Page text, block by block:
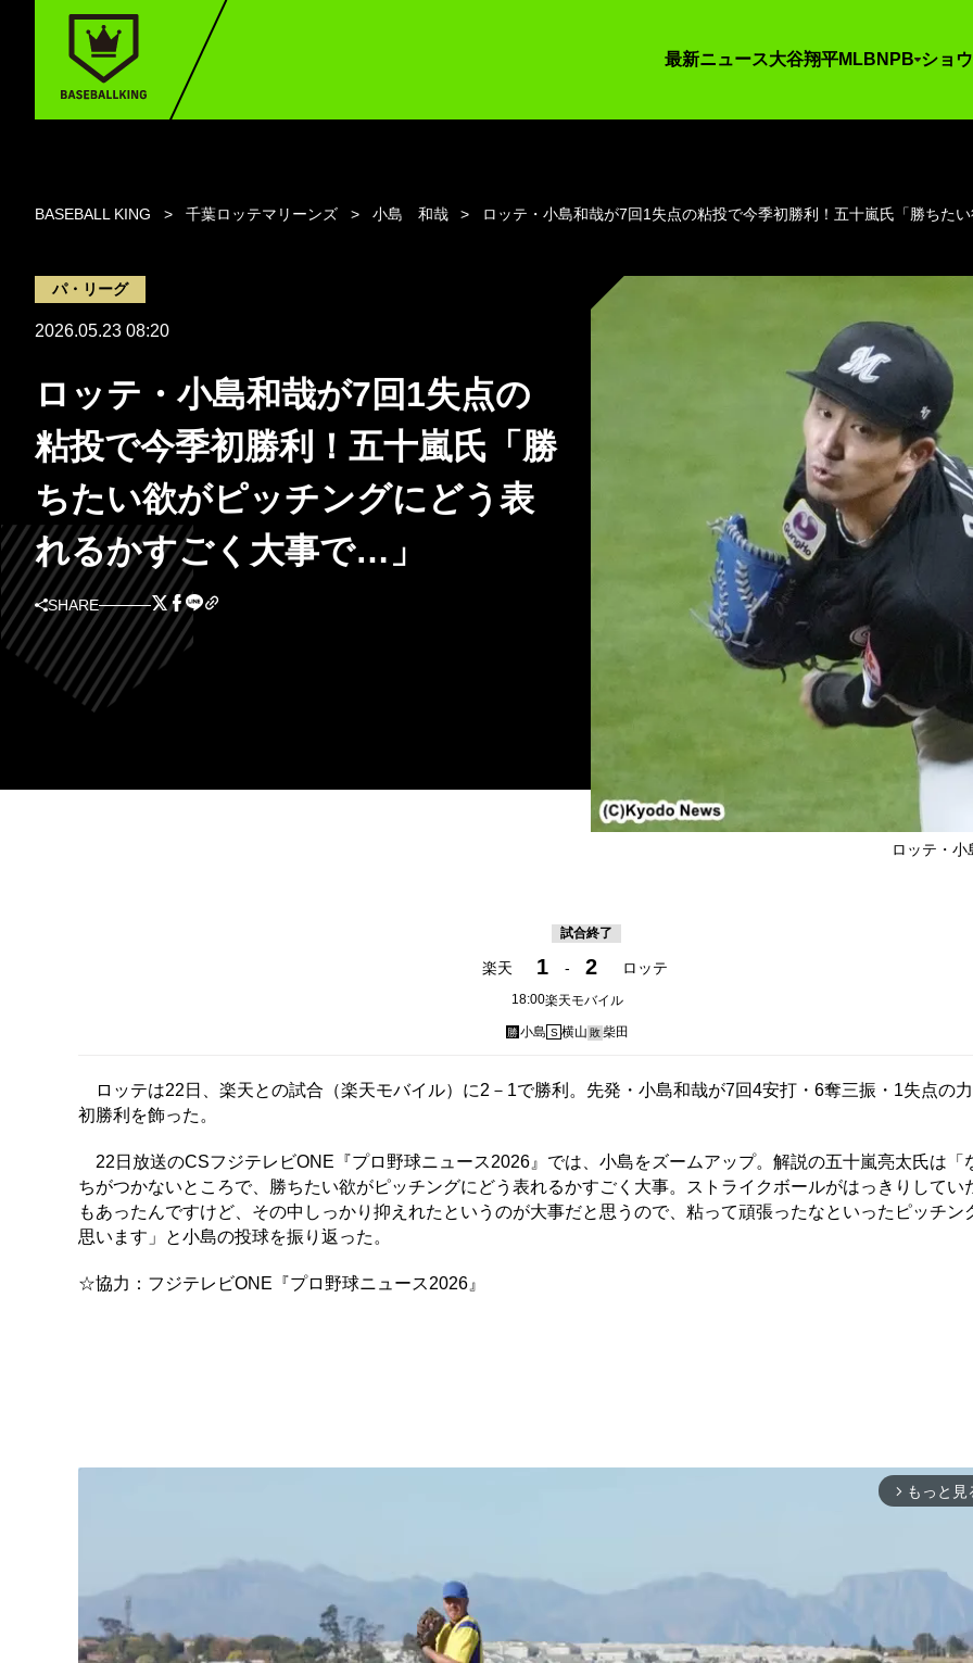
最新ニュース大谷翔平MLB NPB ショ
BASEBALL KING 千葉ロッテマリーンズ 小島 和哉 ロッテ・小島和哉が7回1失点の粘投で今季初勝利！五十嵐氏「勝ちた
パ・リーグ
2026.05.23 08:20
ロッテ・小島和哉が7回1失点の
粘投で今季初勝利！五十嵐氏「勝
ちたい欲がピッチングにどう表
れるかすごく大事で…」
SHARE
ロッテ・
試合終了
楽天 1 - 2 ロッテ
18:00楽天モバイル
勝小島 S 横山 敗柴田
ロッテは22日、楽天との試合（楽天モバイル）に2－1で勝利。先発・小島和哉が7回4安打・6奪三振・1失点の
初勝利を飾った。
22日放送のCSフジテレビONE『プロ野球ニュース2026』では、小島をズームアップ。解説の五十嵐亮太氏は「
ちがつかないところで、勝ちたい欲がピッチングにどう表れるかすごく大事。ストライクボールがはっきりしてい
もあったんですけど、その中しっかり抑えれたというのが大事だと思うので、粘って頑張ったなといったピッチン
思います」と小島の投球を振り返った。
☆協力：フジテレビONE『プロ野球ニュース2026』
arrow_forward_ios もっと見